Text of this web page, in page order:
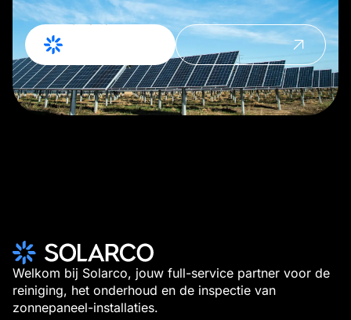
Offerte
Aanvragen
Contact
opnemen
Welkom bij Solarco, jouw full-service partner voor de
reiniging, het onderhoud en de inspectie van
zonnepaneel-installaties.